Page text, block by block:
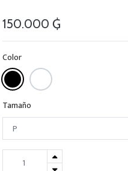
150.000 ₲
Color
Tamaño